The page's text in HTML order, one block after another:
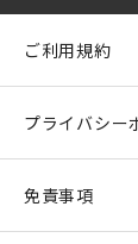
ご利用規約
プライバシー
免責事項